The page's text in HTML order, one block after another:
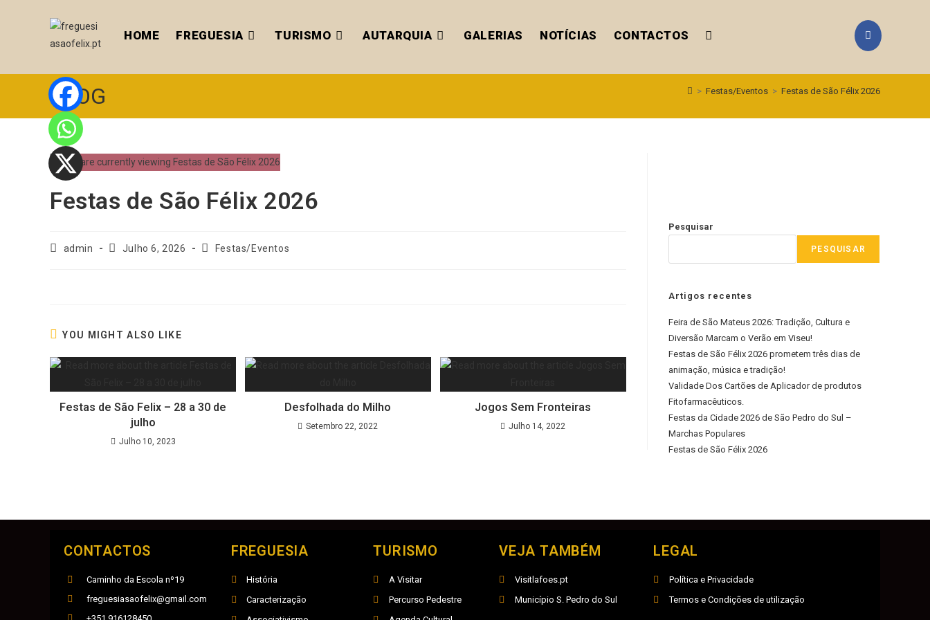
HOME FREGUESIA TURISMO AUTARQUIA GALERIAS NOTÍCIAS CONTACTOS
BLOG > Festas/Eventos > Festas de São Félix 2026
Festas de São Félix 2026
admin Julho 6, 2026 Festas/Eventos
YOU MIGHT ALSO LIKE
Festas de São Felix – 28 a 30 de
julho
Julho 10, 2023
Desfolhada do Milho
Setembro 22, 2022
Jogos Sem Fronteiras
Julho 14, 2022
Pesquisar
PESQUISAR
Artigos recentes
Feira de São Mateus 2026: Tradição, Cultura e
Diversão Marcam o Verão em Viseu!
Festas de São Félix 2026 prometem três dias de
animação, música e tradição!
Validade Dos Cartões de Aplicador de produtos
Fitofarmacêuticos.
Festas da Cidade 2026 de São Pedro do Sul –
Marchas Populares
Festas de São Félix 2026
CONTACTOS
Caminho da Escola nº19
freguesiasaofelix@gmail.com
FREGUESIA
História
Caracterização
TURISMO
A Visitar
Percurso Pedestre
VEJA TAMBÉM
Visitlafoes.pt
Município S. Pedro do Sul
LEGAL
Política e Privacidade
Termos e Condições de utilização